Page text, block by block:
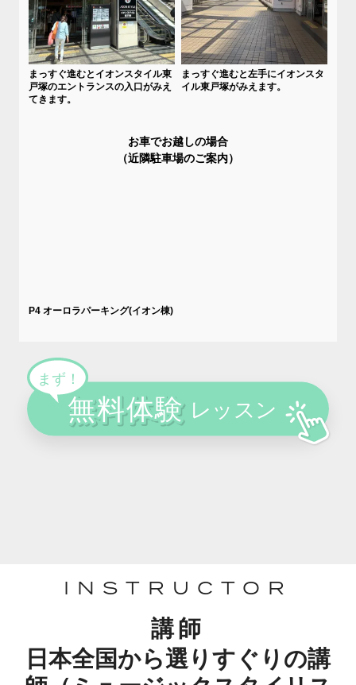
まっすぐ進むとイオンスタイル東
戸塚のエントランスの入口がみえ
てきます。
まっすぐ進むと左手にイオンスタ
イル東戸塚がみえます。
お車でお越しの場合
（近隣駐車場のご案内）
P4 オーロラパーキング(イオン棟)
INSTRUCTOR
講師
日本全国から選りすぐりの講